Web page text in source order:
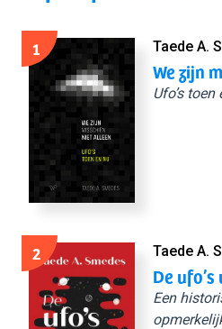
1 Taede A.
We zijn
Ufo’s toen
2 Taede A.
De
Een